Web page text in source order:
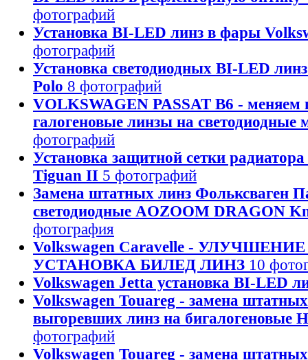
фотографий
Установка BI-LED линз в фары
фотографий
Установка светодиодных BI-LED
Polo 8 фотографий
VOLKSWAGEN PASSAT B6 - меняем
галогеновые линзы на светодиодные
фотографий
Установка защитной сетки
Tiguan II 5 фотографий
Замена штатных линз Фольксваген
светодиодные AOZOOM DRAGON
фотография
Volkswagen Caravelle -
УСТАНОВКА БИЛЕД ЛИНЗ 10
Volkswagen Jetta установка BI-LED
Volkswagen Touareg - замена
выгоревших линз на бигалогеновые
фотографий
Volkswagen Touareg - замена